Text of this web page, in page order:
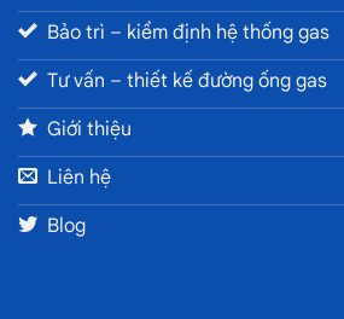
Bảo trì – kiểm định hệ thống gas
Tư vấn – thiết kế đường ống gas
Giới thiệu
Liên hệ
Blog